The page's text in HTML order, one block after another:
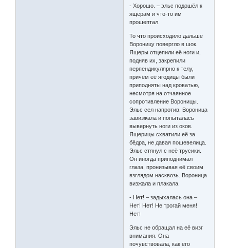
- Хорошо. – эльс подошёл к
ящерам и что-то им
прошептал.
То что происходило дальше
Вороницу повергло в шок.
Ящеры отцепили её ноги и,
подняв их, закрепили
перпендикулярно к телу,
причём её ягодицы были
приподняты над кроватью,
несмотря на отчаянное
сопротивление Вороницы.
Эльс сел напротив. Вороница
завизжала и попыталась
вывернуть ноги из оков.
Ящерицы схватили её за
бёдра, не давая пошевелица.
Эльс стянул с неё трусики.
Он иногда приподнимал
глаза, пронизывая её своим
взглядом насквозь. Вороница
визжала и плакала.
- Нет! – задыхалась она –
Нет! Нет! Не трогай меня!
Нет!
Эльс не обращал на её визг
внимания. Она
почувствовала, как его